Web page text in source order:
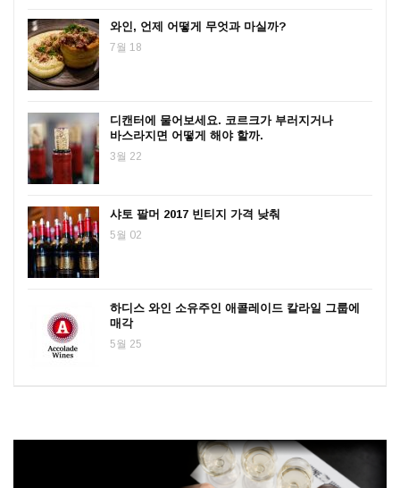
와인, 언제 어떻게 무엇과 마실까?
7월 18
디캔터에 물어보세요. 코르크가 부러지거나
바스라지면 어떻게 해야 할까.
3월 22
샤토 팔머 2017 빈티지 가격 낮춰
5월 02
하디스 와인 소유주인 애콜레이드 칼라일 그룹에
매각
5월 25